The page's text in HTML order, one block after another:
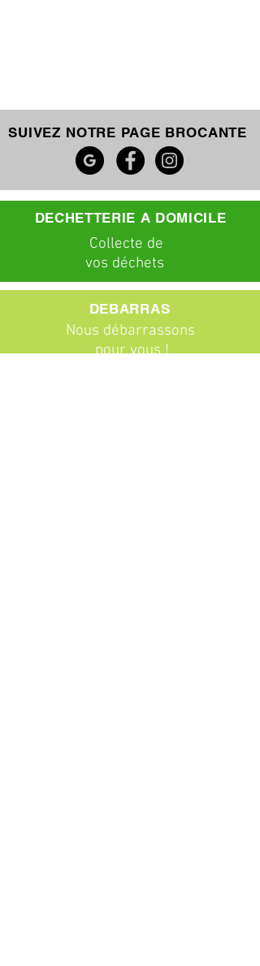
SUIVEZ NOTRE PAGE BROCANTE
DECHETTERIE A DOMICILE
Collecte de
vos déchets
DEBARRAS
Nous débarrassons
pour vous !